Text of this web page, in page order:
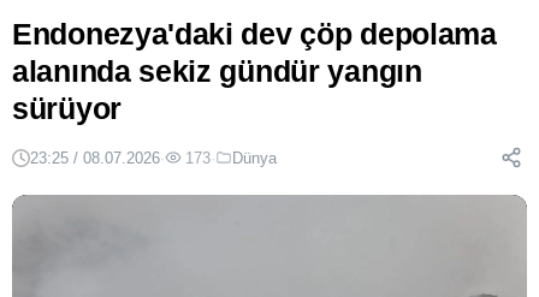
Endonezya'daki dev çöp depolama
alanında sekiz gündür yangın
sürüyor
23:25 / 08.07.2026· 173· Dünya